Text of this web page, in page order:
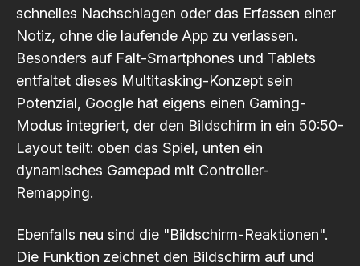
schnelles Nachschlagen oder das Erfassen einer
Notiz, ohne die laufende App zu verlassen.
Besonders auf Falt-Smartphones und Tablets
entfaltet dieses Multitasking-Konzept sein
Potenzial, Google hat eigens einen Gaming-
Modus integriert, der den Bildschirm in ein 50:50-
Layout teilt: oben das Spiel, unten ein
dynamisches Gamepad mit Controller-
Remapping.
Ebenfalls neu sind die "Bildschirm-Reaktionen".
Die Funktion zeichnet den Bildschirm auf und